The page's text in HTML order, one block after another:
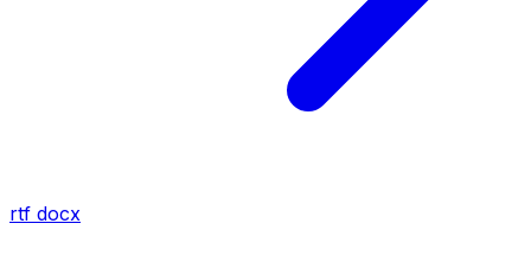
rtf docx